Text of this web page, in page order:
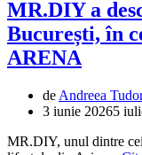
MR.DIY a
București, în
ARENA
de Andreea
3 iunie 20265
MR.DIY, unul dintre